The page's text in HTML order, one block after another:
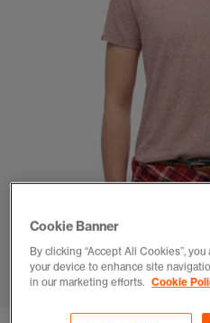
1 2 3
Cookie Banner
By clicking “Accept All Cookies”,
your device to enhance site
in our marketing efforts. Cookie